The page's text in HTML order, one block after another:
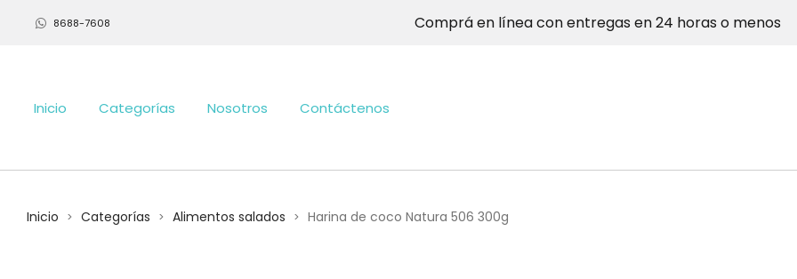
8688-7608 Comprá en línea con entregas en 24 horas o menos
Inicio Categorías Nosotros Contáctenos
Inicio > Categorías > Alimentos salados > Harina de coco Natura 506 300g